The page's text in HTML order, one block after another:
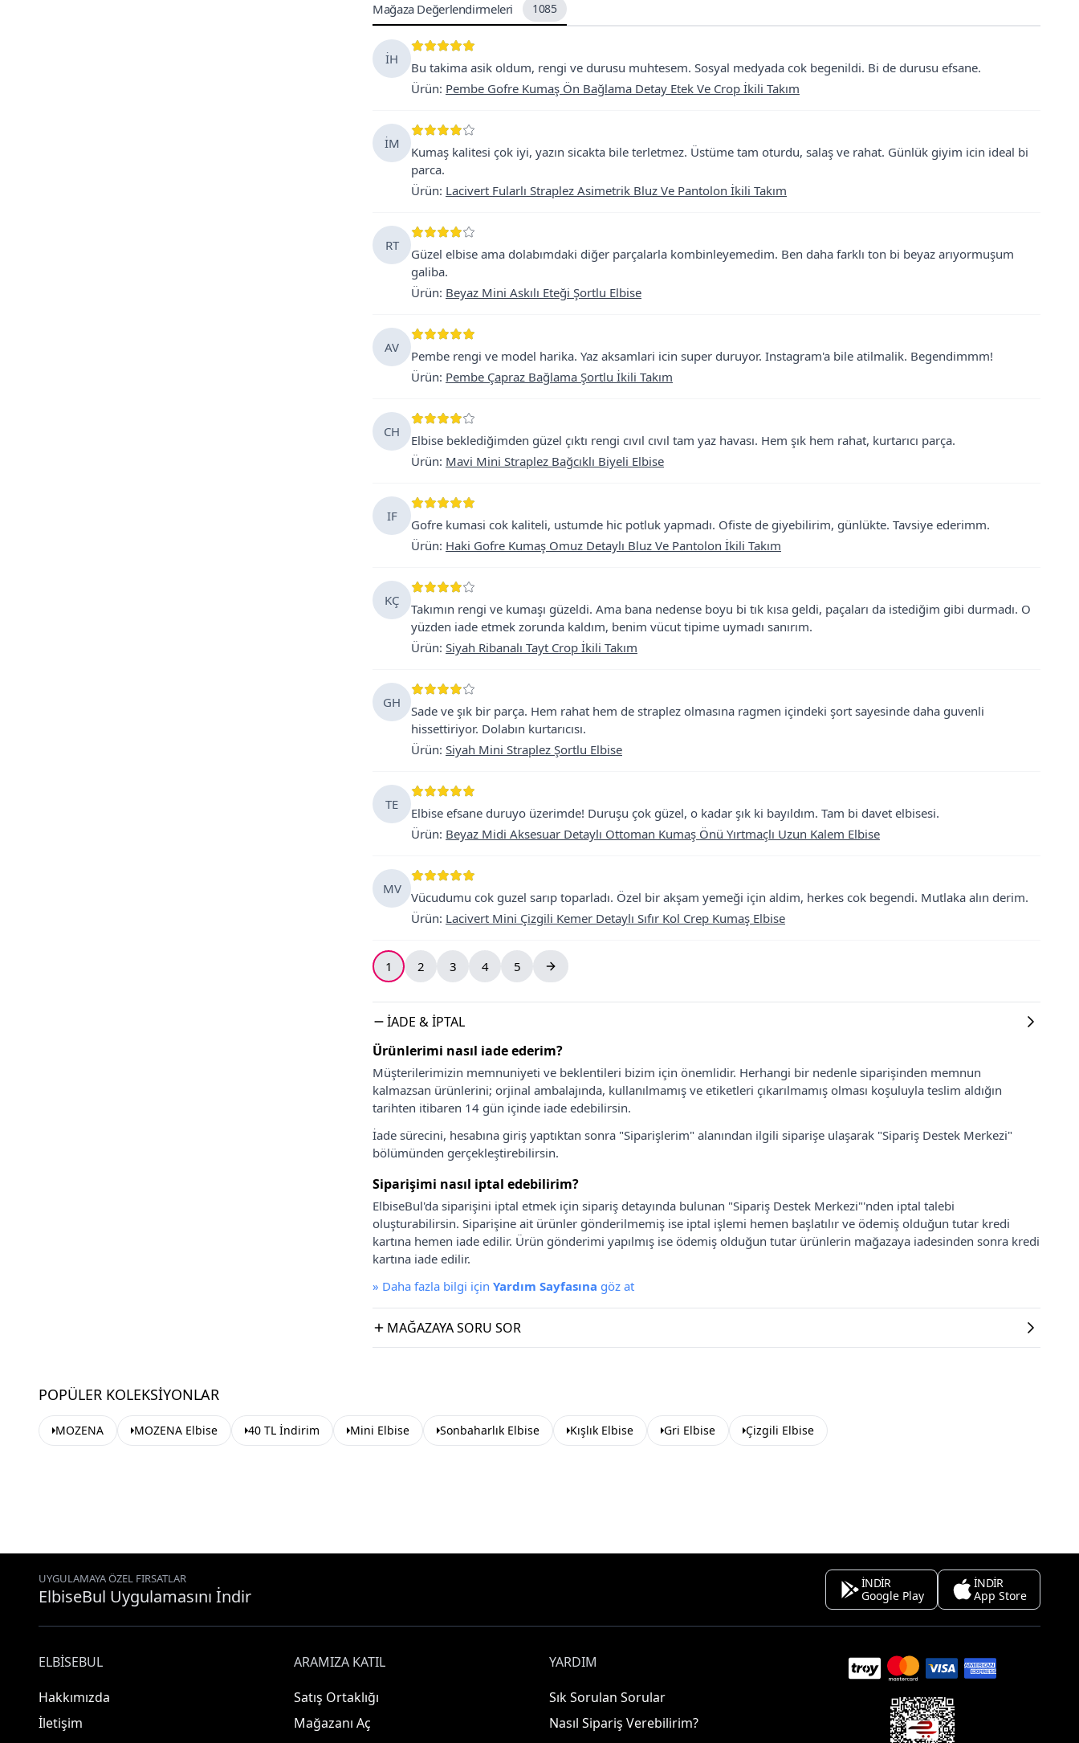
Mağaza Değerlendirmeleri 1085
İH
Bu takima asik oldum, rengi ve durusu muhtesem. Sosyal medyada cok begenildi. Bi de durusu efsane.
Ürün: Pembe Gofre Kumaş Ön Bağlama Detay Etek Ve Crop İkili Takım
İM
Kumaş kalitesi çok iyi, yazın sicakta bile terletmez. Üstüme tam oturdu, salaş ve rahat. Günlük giyim icin ideal bi
parca.
Ürün: Lacivert Fularlı Straplez Asimetrik Bluz Ve Pantolon İkili Takım
RT
Güzel elbise ama dolabımdaki diğer parçalarla kombinleyemedim. Ben daha farklı ton bi beyaz arıyormuşum
galiba.
Ürün: Beyaz Mini Askılı Eteği Şortlu Elbise
AV
Pembe rengi ve model harika. Yaz aksamlari icin super duruyor. Instagram'a bile atilmalik. Begendimmm!
Ürün: Pembe Çapraz Bağlama Şortlu İkili Takım
CH
Elbise beklediğimden güzel çıktı rengi cıvıl cıvıl tam yaz havası. Hem şık hem rahat, kurtarıcı parça.
Ürün: Mavi Mini Straplez Bağcıklı Biyeli Elbise
IF
Gofre kumasi cok kaliteli, ustumde hic potluk yapmadı. Ofiste de giyebilirim, günlükte. Tavsiye ederimm.
Ürün: Haki Gofre Kumaş Omuz Detaylı Bluz Ve Pantolon İkili Takım
KÇ
Takımın rengi ve kumaşı güzeldi. Ama bana nedense boyu bi tık kısa geldi, paçaları da istediğim gibi durmadı. O
yüzden iade etmek zorunda kaldım, benim vücut tipime uymadı sanırım.
Ürün: Siyah Ribanalı Tayt Crop İkili Takım
GH
Sade ve şık bir parça. Hem rahat hem de straplez olmasına ragmen içindeki şort sayesinde daha guvenli
hissettiriyor. Dolabın kurtarıcısı.
Ürün: Siyah Mini Straplez Şortlu Elbise
TE
Elbise efsane duruyo üzerimde! Duruşu çok güzel, o kadar şık ki bayıldım. Tam bi davet elbisesi.
Ürün: Beyaz Midi Aksesuar Detaylı Ottoman Kumaş Önü Yırtmaçlı Uzun Kalem Elbise
MV
Vücudumu cok guzel sarıp toparladı. Özel bir akşam yemeği için aldim, herkes cok begendi. Mutlaka alın derim.
Ürün: Lacivert Mini Çizgili Kemer Detaylı Sıfır Kol Crep Kumaş Elbise
1 2 3 4 5
İADE & İPTAL
Ürünlerimi nasıl iade ederim?
Müşterilerimizin memnuniyeti ve beklentileri bizim için önemlidir. Herhangi bir nedenle siparişinden memnun
kalmazsan ürünlerini; orjinal ambalajında, kullanılmamış ve etiketleri çıkarılmamış olması koşuluyla teslim aldığın
tarihten itibaren 14 gün içinde iade edebilirsin.
İade sürecini, hesabına giriş yaptıktan sonra "Siparişlerim" alanından ilgili siparişe ulaşarak "Sipariş Destek Merkezi"
bölümünden gerçekleştirebilirsin.
Siparişimi nasıl iptal edebilirim?
ElbiseBul'da siparişini iptal etmek için sipariş detayında bulunan "Sipariş Destek Merkezi"'nden iptal talebi
oluşturabilirsin. Siparişine ait ürünler gönderilmemiş ise iptal işlemi hemen başlatılır ve ödemiş olduğun tutar kredi
kartına hemen iade edilir. Ürün gönderimi yapılmış ise ödemiş olduğun tutar ürünlerin mağazaya iadesinden sonra kredi
kartına iade edilir.
» Daha fazla bilgi için Yardım Sayfasına göz at
MAĞAZAYA SORU SOR
POPÜLER KOLEKSIYONLAR
MOZENA MOZENA Elbise 40 TL İndirim Mini Elbise Sonbaharlık Elbise Kışlık Elbise Gri Elbise Çizgili Elbise
UYGULAMAYA ÖZEL FIRSATLAR
ElbiseBul Uygulamasını İndir
İNDİR
Google Play
İNDİR
App Store
ELBISEBUL
Hakkımızda
İletişim
ARAMIZA KATIL
Satış Ortaklığı
Mağazanı Aç
YARDIM
Sık Sorulan Sorular
Nasıl Sipariş Verebilirim?